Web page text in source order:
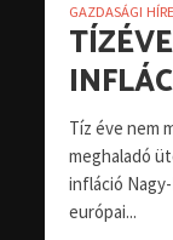
GAZDASÁGI
Tíz éve nem
meghaladó
infláció
európai...